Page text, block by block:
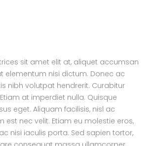
sit amet elit at, aliquet accumsan
elementum nisi dictum. Donec ac
nibh volutpat hendrerit. Curabitur
at imperdiet nulla. Quisque
eget. Aliquam facilisis, nisl ac
est nec velit. Etiam eu molestie eros,
nisi iaculis porta. Sed sapien tortor,